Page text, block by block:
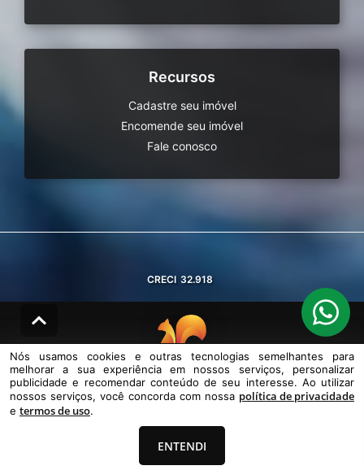
Recursos
Cadastre seu imóvel
Encomende seu imóvel
Fale conosco
CRECI 32.918
© DESENVOLVIDO PELAAGIL.NET
Nós usamos cookies e outras tecnologias semelhantes para melhorar a
sua experiência em nossos serviços, personalizar publicidade e
Nós usamos cookies e outras tecnologias semelhantes para
melhorar a sua experiência em nossos serviços, personalizar
publicidade e recomendar conteúdo de seu interesse. Ao utilizar
nossos serviços, você concorda com nossa política de privacidade
e termos de uso.
ENTENDI